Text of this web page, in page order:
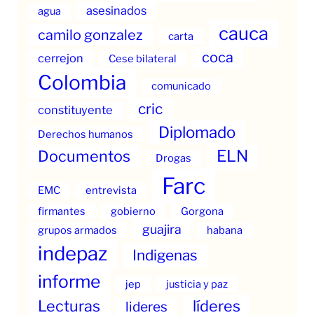
agua asesinados
camilo gonzalez carta cauca
cerrejon Cese bilateral coca
Colombia comunicado
constituyente cric
Derechos humanos Diplomado
Documentos Drogas ELN
EMC entrevista Farc
firmantes gobierno
Gorgona
grupos armados
guajira habana
indepaz Indigenas
informe jep justicia y paz
Lecturas lideres líderes